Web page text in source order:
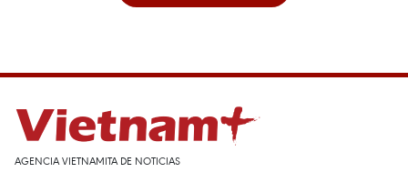
AGENCIA VIETNAMITA DE NOTICIAS